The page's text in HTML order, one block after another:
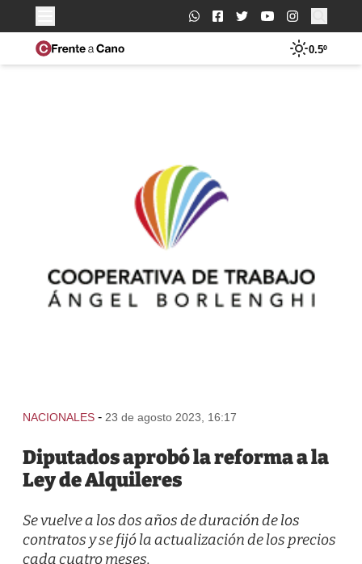
Buscar:
0.5º
NACIONALES - 23 de agosto 2023, 16:17
Diputados aprobó la reforma a la
Ley de Alquileres
Se vuelve a los dos años de duración de los
contratos y se fijó la actualización de los precios
cada cuatro meses.